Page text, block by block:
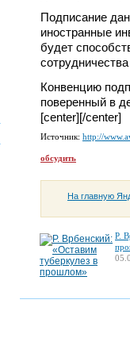
Подписание
иностранные
будет
Конвенцию
поверенный в
[center][/center]
Источник: http://
обсудить
На главную
Р.